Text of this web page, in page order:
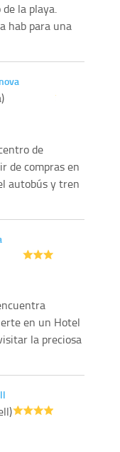
la playa.
hab para una
de
de compras en
autobús y tren
en un Hotel
la preciosa